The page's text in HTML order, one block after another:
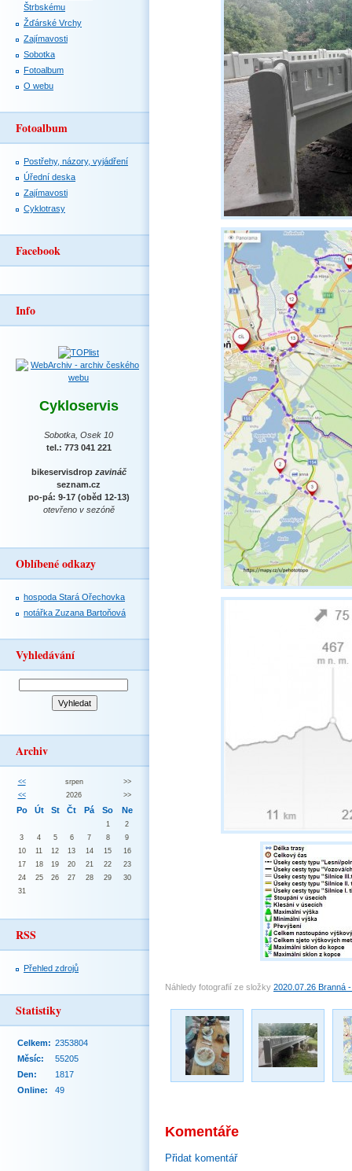
Náhledy fotografií ze složky 2020.07.26 Branná
Komentáře
Přidat komentář
Štrbskému
Žďárské Vrchy
Zajímavosti
Sobotka
Fotoalbum
O webu
Fotoalbum
Postřehy, názory, vyjádření
Úřední deska
Zajímavosti
Cyklotrasy
Facebook
Info
Cykloservis
Sobotka, Osek 10
tel.: 773 041 221
bikeservisdrop zavináč
seznam.cz
po-pá: 9-17 (oběd 12-13)
otevřeno v sezóně
Oblíbené odkazy
hospoda Stará Ořechovka
notářka Zuzana Bartoňová
Vyhledávání
Archiv
<< srpen
>>
<<
2026 >>
Po Út St Čt Pá So Ne
1
2
3
4 5 6 7 8
9
10
11 12 13 14 15
16
17
18 19 20 21 22
23
24
25 26 27 28 29
30
31
RSS
Přehled zdrojů
Statistiky
Online: 49
Celkem: 2353804
Měsíc:
55205
Den:
1817